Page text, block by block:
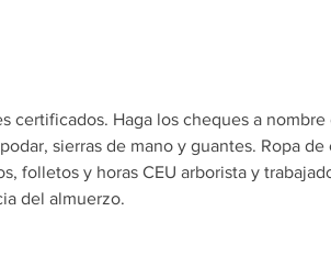
certificados. Haga los cheques a nombre
sierras de mano y guantes. Ropa de
folletos y horas CEU arborista y
del almuerzo.